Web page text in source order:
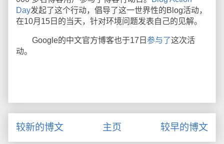
Day发起了这个行动，倡导了这一世界性的Blog活动，
在10月15日的当天，针对环境问题发表自己的见解。
Google的中文官方博客也于17日 参与了这次活
动。
较新的博文 较早的博文
主页